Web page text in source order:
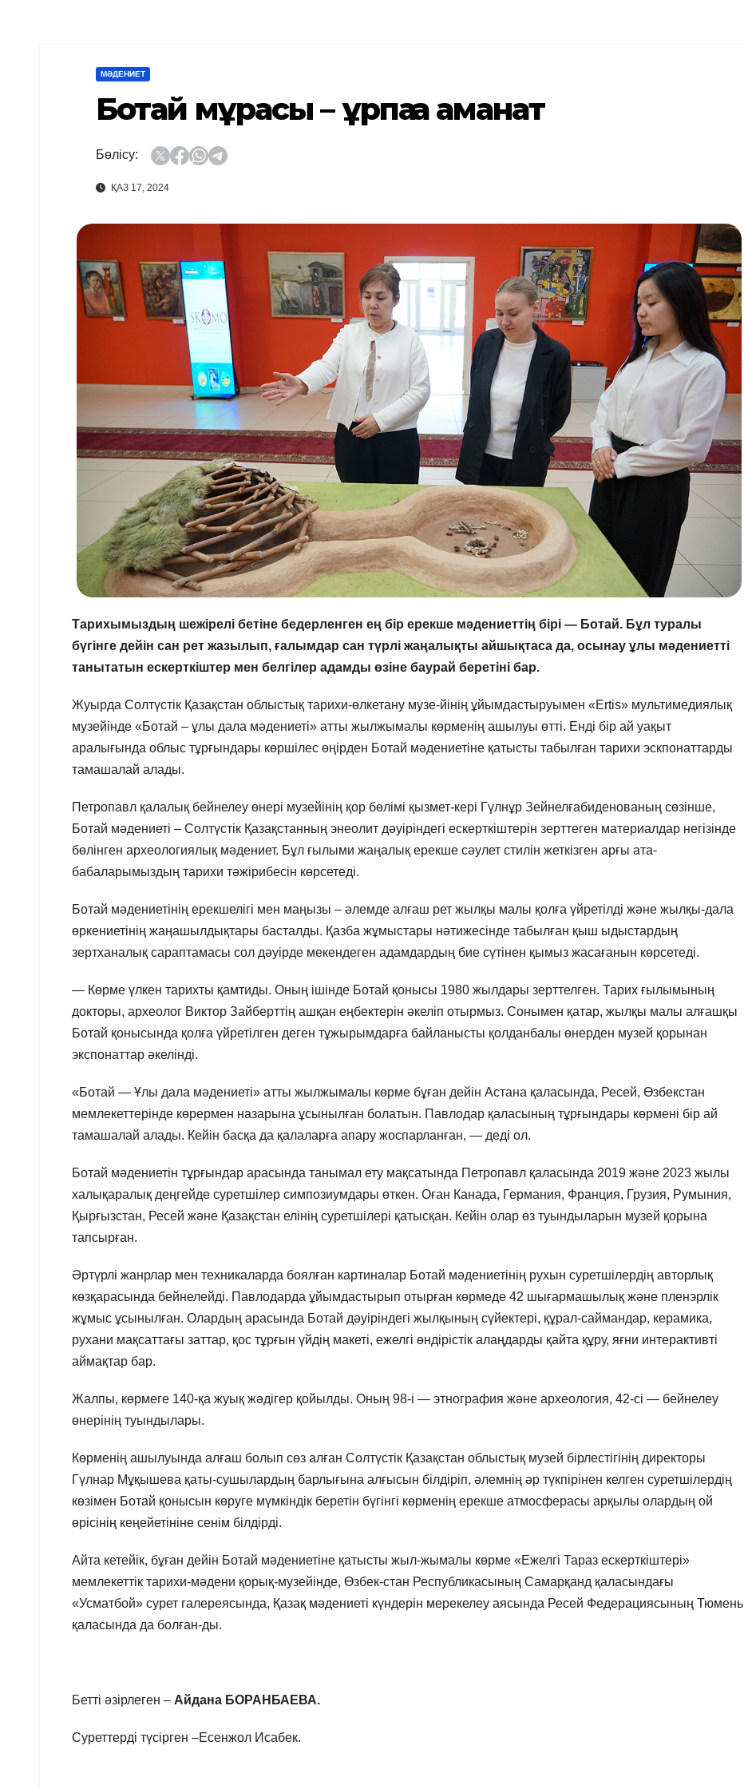
МӘДЕНИЕТ
Ботай мұрасы – ұрпаққа аманат
Бөлісу:
ҚАЗ 17, 2024
Тарихымыздың шежірелі бетіне бедерленген ең бір ерекше мәдениеттің бірі — Ботай. Бұл туралы
бүгінге дейін сан рет жазылып, ғалымдар сан түрлі жаңалықты айшықтаса да, осынау ұлы мәдениетті
танытатын ескерткіштер мен белгілер адамды өзіне баурай беретіні бар.
Жуырда Солтүстік Қазақстан облыстық тарихи-өлкетану музе-йінің ұйымдастыруымен «Ertis» мультимедиялық
музейінде «Ботай – ұлы дала мәдениеті» атты жылжымалы көрменің ашылуы өтті. Енді бір ай уақыт
аралығында облыс тұрғындары көршілес өңірден Ботай мәдениетіне қатысты табылған тарихи эскпонаттарды
тамашалай алады.
Петропавл қалалық бейнелеу өнері музейінің қор бөлімі қызмет-кері Гүлнұр Зейнелғабиденованың сөзінше,
Ботай мәдениеті – Солтүстік Қазақстанның энеолит дәуіріндегі ескерткіштерін зерттеген материалдар негізінде
бөлінген археологиялық мәдениет. Бұл ғылыми жаңалық ерекше сәулет стилін жеткізген арғы ата-
бабаларымыздың тарихи тәжірибесін көрсетеді.
Ботай мәдениетінің ерекшелігі мен маңызы – әлемде алғаш рет жылқы малы қолға үйретілді және жылқы-дала
өркениетінің жаңашылдықтары басталды. Қазба жұмыстары нәтижесінде табылған қыш ыдыстардың
зертханалық сараптамасы сол дәуірде мекендеген адамдардың бие сүтінен қымыз жасағанын көрсетеді.
— Көрме үлкен тарихты қамтиды. Оның ішінде Ботай қонысы 1980 жылдары зерттелген. Тарих ғылымының
докторы, археолог Виктор Зайберттің ашқан еңбектерін әкеліп отырмыз. Сонымен қатар, жылқы малы алғашқы
Ботай қонысында қолға үйретілген деген тұжырымдарға байланысты қолданбалы өнерден музей қорынан
экспонаттар әкелінді.
«Ботай — Ұлы дала мәдениеті» атты жылжымалы көрме бұған дейін Астана қаласында, Ресей, Өзбекстан
мемлекеттерінде көрермен назарына ұсынылған болатын. Павлодар қаласының тұрғындары көрмені бір ай
тамашалай алады. Кейін басқа да қалаларға апару жоспарланған, — деді ол.
Ботай мәдениетін тұрғындар арасында танымал ету мақсатында Петропавл қаласында 2019 және 2023 жылы
халықаралық деңгейде суретшілер симпозиумдары өткен. Оған Канада, Германия, Франция, Грузия, Румыния,
Қырғызстан, Ресей және Қазақстан елінің суретшілері қатысқан. Кейін олар өз туындыларын музей қорына
тапсырған.
Әртүрлі жанрлар мен техникаларда боялған картиналар Ботай мәдениетінің рухын суретшілердің авторлық
көзқарасында бейнелейді. Павлодарда ұйымдастырып отырған көрмеде 42 шығармашылық және пленэрлік
жұмыс ұсынылған. Олардың арасында Ботай дәуіріндегі жылқының сүйектері, құрал-саймандар, керамика,
рухани мақсаттағы заттар, қос тұрғын үйдің макеті, ежелгі өндірістік алаңдарды қайта құру, яғни интерактивті
аймақтар бар.
Жалпы, көрмеге 140-қа жуық жәдігер қойылды. Оның 98-і — этнография және археология, 42-сі — бейнелеу
өнерінің туындылары.
Көрменің ашылуында алғаш болып сөз алған Солтүстік Қазақстан облыстық музей бірлестігінің директоры
Гүлнар Мұқышева қаты-сушылардың барлығына алғысын білдіріп, әлемнің әр түкпірінен келген суретшілердің
көзімен Ботай қонысын көруге мүмкіндік беретін бүгінгі көрменің ерекше атмосферасы арқылы олардың ой
өрісінің кеңейетініне сенім білдірді.
Айта кетейік, бұған дейін Ботай мәдениетіне қатысты жыл-жымалы көрме «Ежелгі Тараз ескерткіштері»
мемлекеттік тарихи-мәдени қорық-музейінде, Өзбек-стан Республикасының Самарқанд қаласындағы
«Усматбой» сурет галереясында, Қазақ мәдениеті күндерін мерекелеу аясында Ресей Федерациясының Тюмень
қаласында да болған-ды.
Бетті әзірлеген – Айдана БОРАНБАЕВА.
Суреттерді түсірген –Есенжол Исабек.